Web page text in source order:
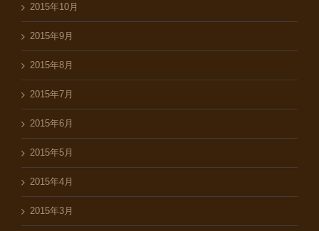
2015年10月
2015年9月
2015年8月
2015年7月
2015年6月
2015年5月
2015年4月
2015年3月